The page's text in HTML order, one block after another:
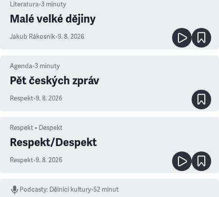
Literatura•3 minuty
Malé velké dějiny
Jakub Rákosník•9. 8. 2026
Agenda•3 minuty
Pět českých zpráv
Respekt•9. 8. 2026
Respekt • Despekt
Respekt/Despekt
Respekt•9. 8. 2026
Podcasty: Dělníci kultury•52 minut